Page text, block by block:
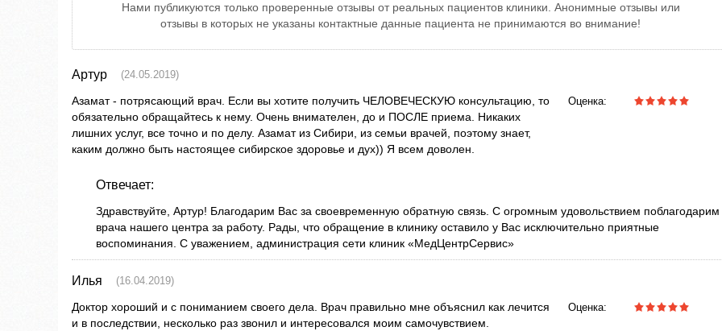
Нами публикуются только проверенные отзывы от реальных пациентов клиники. Анонимные отзывы или
отзывы в которых не указаны контактные данные пациента не принимаются во внимание!
Артур (24.05.2019)
Азамат - потрясающий врач. Если вы хотите получить ЧЕЛОВЕЧЕСКУЮ консультацию, то
обязательно обращайтесь к нему. Очень внимателен, до и ПОСЛЕ приема. Никаких
лишних услуг, все точно и по делу. Азамат из Сибири, из семьи врачей, поэтому знает,
каким должно быть настоящее сибирское здоровье и дух)) Я всем доволен.
Оценка:
Отвечает:
Здравствуйте, Артур! Благодарим Вас за своевременную обратную связь. С огромным удовольствием поблагодарим
врача нашего центра за работу. Рады, что обращение в клинику оставило у Вас исключительно приятные
воспоминания. С уважением, администрация сети клиник «МедЦентрСервис»
Илья (16.04.2019)
Доктор хороший и с пониманием своего дела. Врач правильно мне объяснил как лечится
и в последствии, несколько раз звонил и интересовался моим самочувствием.
Оценка: